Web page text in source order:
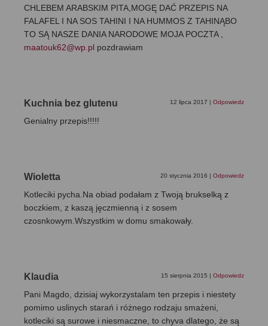
CHLEBEM ARABSKIM PITA,MOGĘ DAĆ PRZEPIS NA
FALAFEL I NA SOS TAHINI I NA HUMMOS Z TAHINĄBO
TO SĄ NASZE DANIA NARODOWE MOJA POCZTA ,
maatouk62@wp.pl pozdrawiam
Kuchnia bez glutenu 12 lipca 2017 | Odpowiedz
Genialny przepis!!!!!
Wioletta 20 stycznia 2016 | Odpowiedz
Kotleciki pycha.Na obiad podałam z Twoją brukselką z
boczkiem, z kaszą jęczmienną i z sosem
czosnkowym.Wszystkim w domu smakowały.
Klaudia 15 sierpnia 2015 | Odpowiedz
Pani Magdo, dzisiaj wykorzystalam ten przepis i niestety
pomimo uslinych starań i różnego rodzaju smażeni,
kotleciki są surowe i niesmaczne, to chyva dlatego, że są